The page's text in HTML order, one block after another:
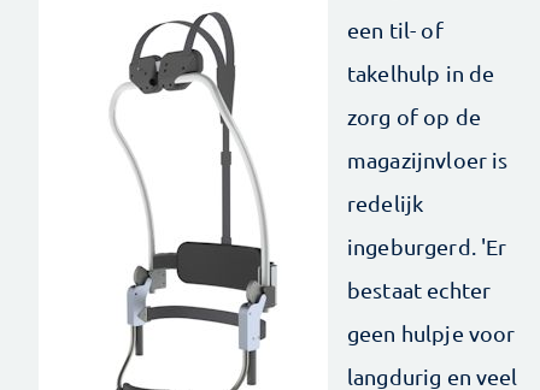
een til- of
takelhulp in de
zorg of op de
magazijnvloer is
redelijk
ingeburgerd. 'Er
bestaat echter
geen hulpje voor
langdurig en veel